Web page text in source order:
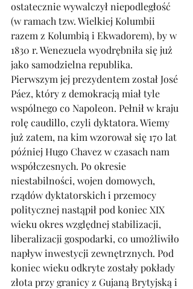
ostatecznie wywalczył niepodległość
(w ramach tzw. Wielkiej Kolumbii
razem z Kolumbią i Ekwadorem), by w
1830 r. Wenezuela wyodrębniła się już
jako samodzielna republika.
Pierwszym jej prezydentem został José
Páez, który z demokracją miał tyle
wspólnego co Napoleon. Pełnił w kraju
rolę caudillo, czyli dyktatora. Wiemy
już zatem, na kim wzorował się 170 lat
później Hugo Chavez w czasach nam
współczesnych. Po okresie
niestabilności, wojen domowych,
rządów dyktatorskich i przemocy
politycznej nastąpił pod koniec XIX
wieku okres względnej stabilizacji,
liberalizacji gospodarki, co umożliwiło
napływ inwestycji zewnętrznych. Pod
koniec wieku odkryte zostały pokłady
złota przy granicy z Gujaną Brytyjską i